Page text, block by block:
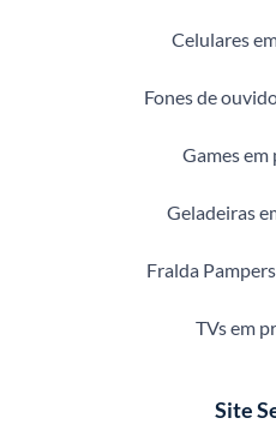
Celulares
Fones de
Games
Geladeiras
Fralda
TVs em
Site